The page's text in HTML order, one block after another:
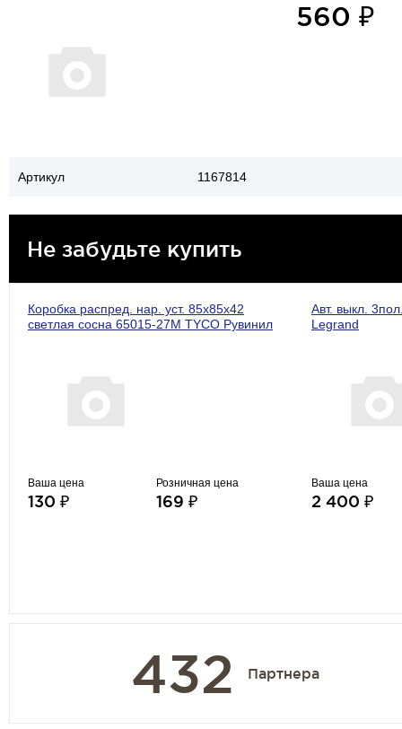
560 ₽
Артикул 1167814
Не забудьте купить
Коробка распред. нар. уст. 85х85х42
светлая сосна 65015-27М TYCO Рувинил
Ваша цена
130 ₽
Розничная цена
169 ₽
Авт. выкл.
Legrand
Ваша цена
2 400 ₽
432 Партнера